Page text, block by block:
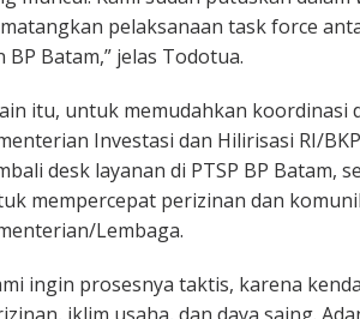
pelaksanaan task force
BP Batam,” jelas Todotua.
itu, untuk memudahkan koordinasi
Investasi dan Hilirisasi RI/
desk layanan di PTSP BP Batam,
mempercepat perizinan dan
Lembaga.
ingin prosesnya taktis, karena